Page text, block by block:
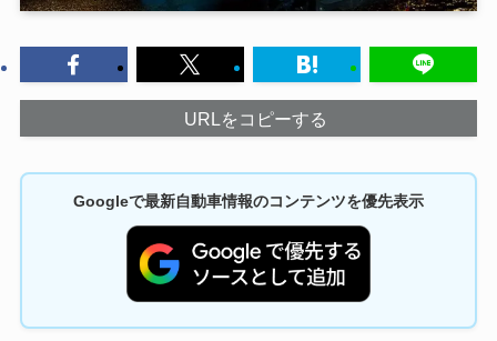
URLをコピーする
Googleで最新自動車情報のコンテンツを優先表示